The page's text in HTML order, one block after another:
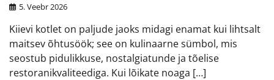
5. Veebr 2026
Kiievi kotlet on paljude jaoks midagi enamat kui lihtsalt
maitsev õhtusöök; see on kulinaarne sümbol, mis
seostub pidulikkuse, nostalgiatunde ja tõelise
restoranikvaliteediga. Kui lõikate noaga […]